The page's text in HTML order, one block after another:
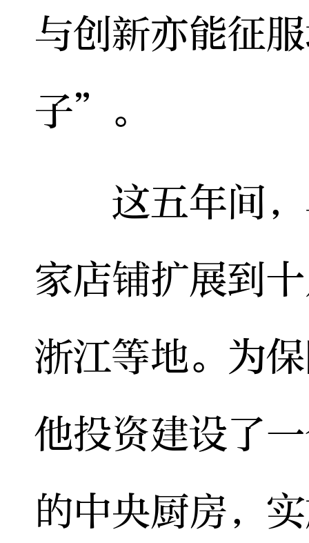
与创新亦能征
子”。
这五年间，
家店铺扩展到
浙江等地。为
他投资建设了
的中央厨房，